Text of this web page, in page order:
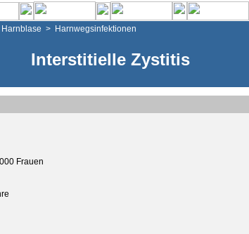
Harnblase > Harnwegsinfektionen
Interstitielle Zystitis
Frauen